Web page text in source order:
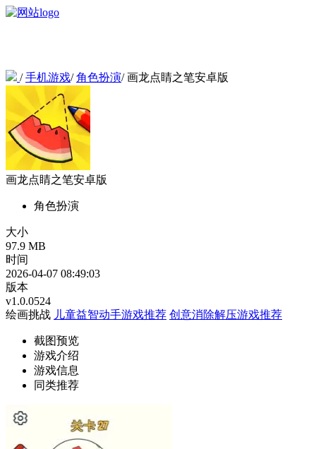
/手机游戏/角色扮演/画龙点睛之笔安卓版
画龙点睛之笔安卓版
角色扮演
大小
97.9 MB
时间
2026-04-07 08:49:03
版本
v1.0.0524
绘画挑战 儿童益智动手游戏推荐 创意消除解压游戏推荐
截图预览
游戏介绍
游戏信息
同类推荐